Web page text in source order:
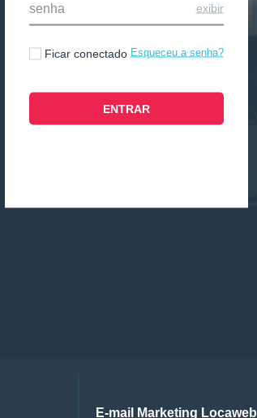
senha exibir
Ficar conectado Esqueceu a senha?
E-mail Marketing Locaweb